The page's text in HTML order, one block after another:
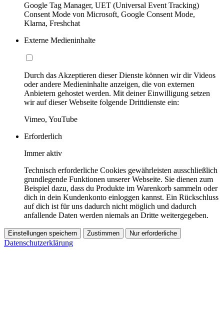
Google Tag Manager, UET (Universal Event Tracking)
Consent Mode von Microsoft, Google Consent Mode,
Klarna, Freshchat
Externe Medieninhalte
Durch das Akzeptieren dieser Dienste können wir dir Videos
oder andere Medieninhalte anzeigen, die von externen
Anbietern gehostet werden. Mit deiner Einwilligung setzen
wir auf dieser Webseite folgende Drittdienste ein:
Vimeo, YouTube
Erforderlich
Immer aktiv
Technisch erforderliche Cookies gewährleisten ausschließlich
grundlegende Funktionen unserer Webseite. Sie dienen zum
Beispiel dazu, dass du Produkte im Warenkorb sammeln oder
dich in dein Kundenkonto einloggen kannst. Ein Rückschluss
auf dich ist für uns dadurch nicht möglich und dadurch
anfallende Daten werden niemals an Dritte weitergegeben.
Einstellungen speichern Zustimmen Nur erforderliche
Datenschutzerklärung